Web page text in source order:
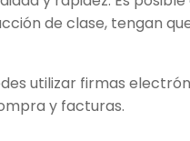
de clase, tengan
utilizar firmas
y facturas.